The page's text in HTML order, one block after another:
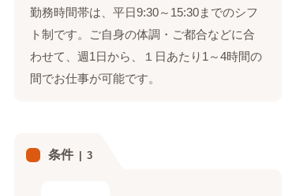
勤務時間帯は、平日9:30～15:30までのシフ
ト制です。ご自身の体調・ご都合などに合
わせて、週1日から、１日あたり1～4時間の
間でお仕事が可能です。
条件 3